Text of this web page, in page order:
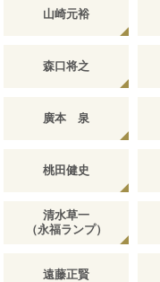
山崎元裕
森口将之
廣本 泉
桃田健史
清水草一
（永福ランプ）
遠藤正賢